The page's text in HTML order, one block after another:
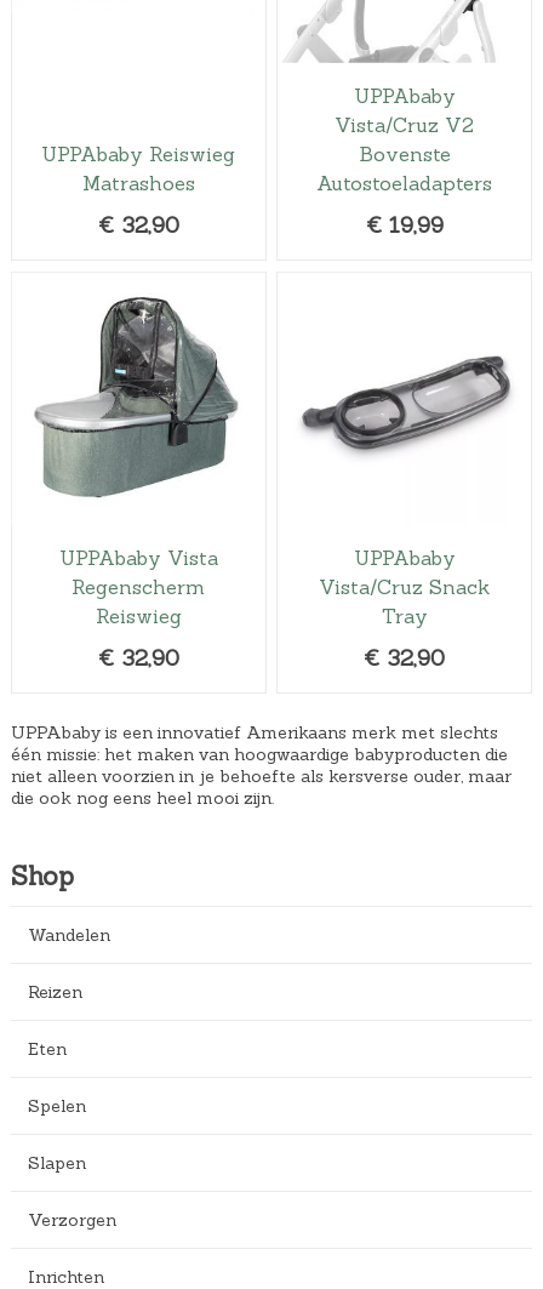
UPPAbaby Reiswieg
Matrashoes
€ 32,90
UPPAbaby
Vista/Cruz V2
Bovenste
Autostoeladapters
€ 19,99
UPPAbaby Vista
Regenscherm
Reiswieg
€ 32,90
UPPAbaby
Vista/Cruz Snack
Tray
€ 32,90
UPPAbaby is een innovatief Amerikaans merk met slechts
één missie: het maken van hoogwaardige babyproducten die
niet alleen voorzien in je behoefte als kersverse ouder, maar
die ook nog eens heel mooi zijn.
Shop
Wandelen
Reizen
Eten
Spelen
Slapen
Verzorgen
Inrichten